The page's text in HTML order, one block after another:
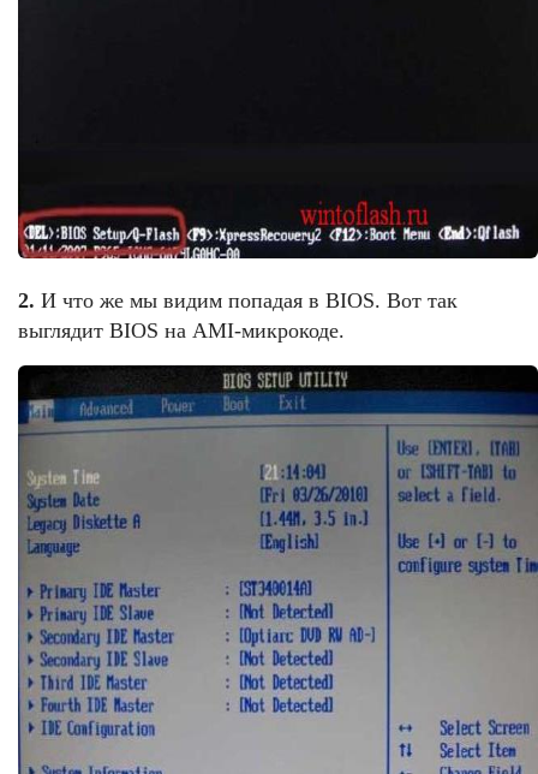
2. И что же мы видим попадая в BIOS. Вот так
выглядит BIOS на AMI-микрокоде.